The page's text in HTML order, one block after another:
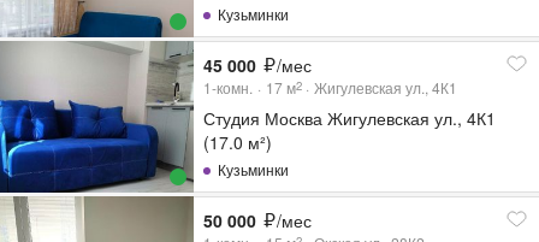
Кузьминки
45 000 /мес
1-комн. 17 м2 Жигулевская ул., 4К1
Студия Москва Жигулевская ул., 4К1
(17.0 м²)
Кузьминки
50 000 /мес